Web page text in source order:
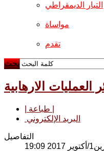
التيار الديمقراطي
مواساة
تقدم
بحث
الارهابية
البريد الإلكتروني
التفاصيل